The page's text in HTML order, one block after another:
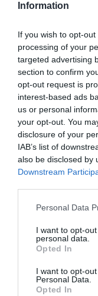
Information
If you wish to opt-
processing of your
targeted advertising
section to confirm
opt-out request is
interest-based ads
us or personal
your opt-out. You
disclosure of your
IAB’s list of
also be disclosed by
Downstream
Personal Data
I want to opt-
personal data.
Opted In
I want to opt-
Personal Data.
Opted In
Soutenez